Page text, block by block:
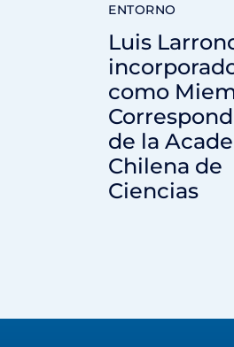
ENTORNO
Luis
como
de la
Chilena de
Ciencias